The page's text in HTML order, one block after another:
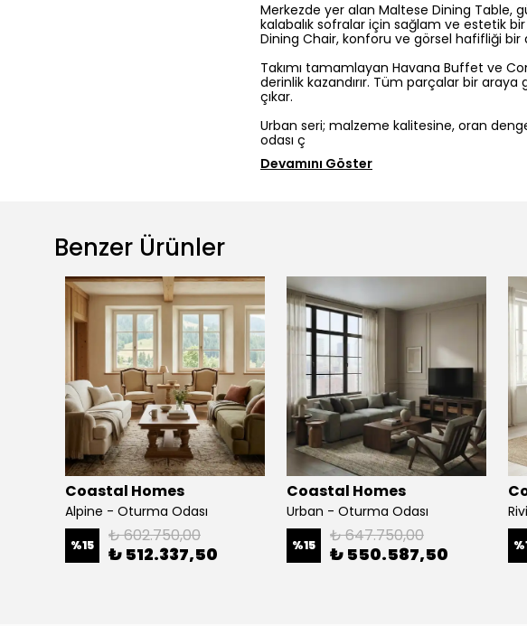
Merkezde yer alan Maltese Dining Table,
kalabalık sofralar için sağlam ve estetik
Dining Chair, konforu ve görsel hafifliği bir
Takımı tamamlayan Havana Buffet ve
derinlik kazandırır. Tüm parçalar bir
çıkar.
Urban seri; malzeme kalitesine, oran
odası ç
Devamını Göster
Benzer Ürünler
Coastal Homes
Alpine - Oturma Odası
%15 ₺ 602.750,00
₺ 512.337,50
Coastal Homes
Urban - Oturma Odası
%15 ₺ 647.750,00
₺ 550.587,50 %